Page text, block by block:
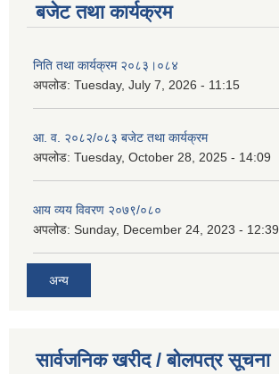
बजेट तथा कार्यक्रम
निति तथा कार्यक्रम २०८३।०८४
अपलोड: Tuesday, July 7, 2026 - 11:15
आ. व. २०८२/०८३ बजेट तथा कार्यक्रम
अपलोड: Tuesday, October 28, 2025 - 14:09
आय व्यय विवरण २०७९/०८०
अपलोड: Sunday, December 24, 2023 - 12:39
अन्य
सार्वजनिक खरीद / बोलपत्र सूचना